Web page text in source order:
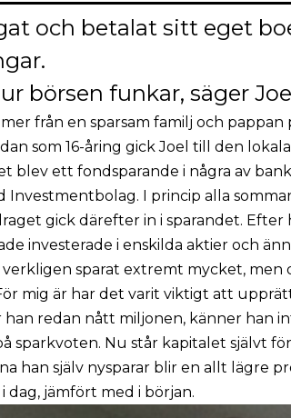
och betalat sitt eget
börsen funkar, säger
från en sparsam familj och
som 16-åring gick Joel till den
blev ett fondsparande i några av
Investmentbolag. I princip alla
gick därefter in i sparandet.
investerade i enskilda aktier och
verkligen sparat extremt mycket,
mig är har det varit viktigt att
han redan nått miljonen, känner han
sparkvoten. Nu står kapitalet självt
han själv nysparar blir en allt lägre
dag, jämfört med i början.